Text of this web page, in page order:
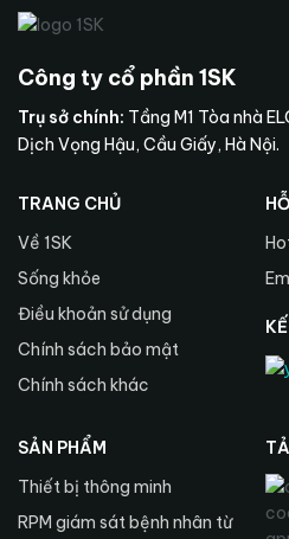
Công ty cổ phần 1SK
Trụ sở chính: Tầng M1 Tòa nhà
Dịch Vọng Hậu, Cầu Giấy, Hà Nội.
TRANG CHỦ
Về 1SK
Sống khỏe
Điều khoản sử dụng
Chính sách bảo mật
Chính sách khác
SẢN PHẨM
Thiết bị thông minh
RPM giám sát bệnh nhân từ